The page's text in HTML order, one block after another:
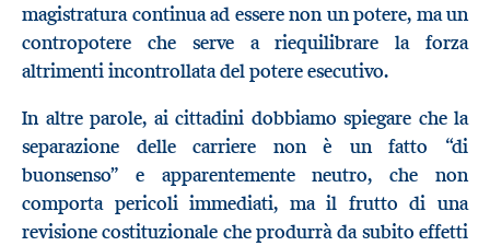
magistratura continua ad essere non un potere, ma un
contropotere che serve a riequilibrare la forza
altrimenti incontrollata del potere esecutivo.
In altre parole, ai cittadini dobbiamo spiegare che la
separazione delle carriere non è un fatto “di
buonsenso” e apparentemente neutro, che non
comporta pericoli immediati, ma il frutto di una
revisione costituzionale che produrrà da subito effetti